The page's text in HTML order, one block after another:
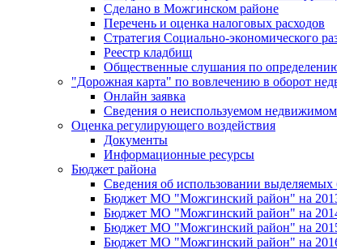
Сделано в Можгинском районе
Перечень и оценка налоговых расходов
Стратегия Социально-экономического
Реестр кладбищ
Общественные слушания по
"Дорожная карта" по вовлечению в оборот
Онлайн заявка
Сведения о неиспользуемом
Оценка регулирующего воздействия
Документы
Информационные ресурсы
Бюджет района
Сведения об использовании
Бюджет МО "Можгинский район" на
Бюджет МО "Можгинский район" на
Бюджет МО "Можгинский район" на
Бюджет МО "Можгинский район" на